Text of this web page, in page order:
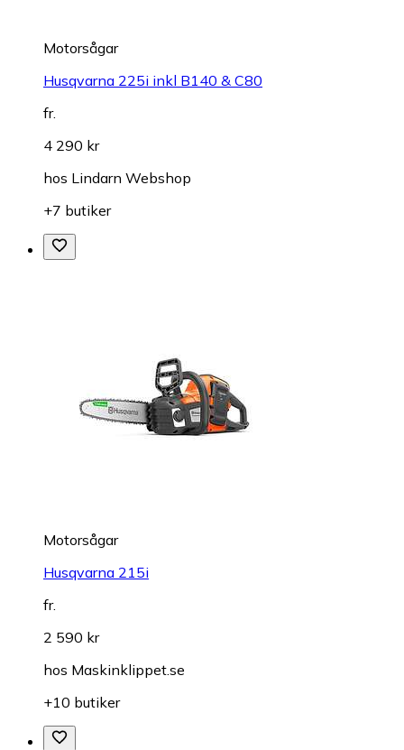
Motorsågar
Husqvarna 225i inkl B140 & C80
fr.
4 290 kr
hos Lindarn Webshop
+7 butiker
Motorsågar
Husqvarna 215i
fr.
2 590 kr
hos Maskinklippet.se
+10 butiker